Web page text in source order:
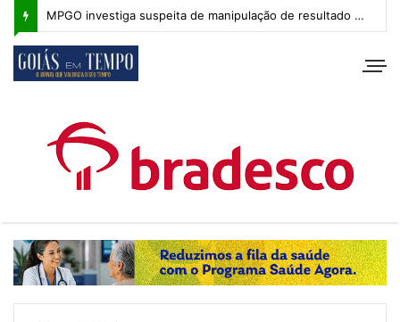
MPGO investiga suspeita de manipulação de resultado na Copa Goiás Sub-20